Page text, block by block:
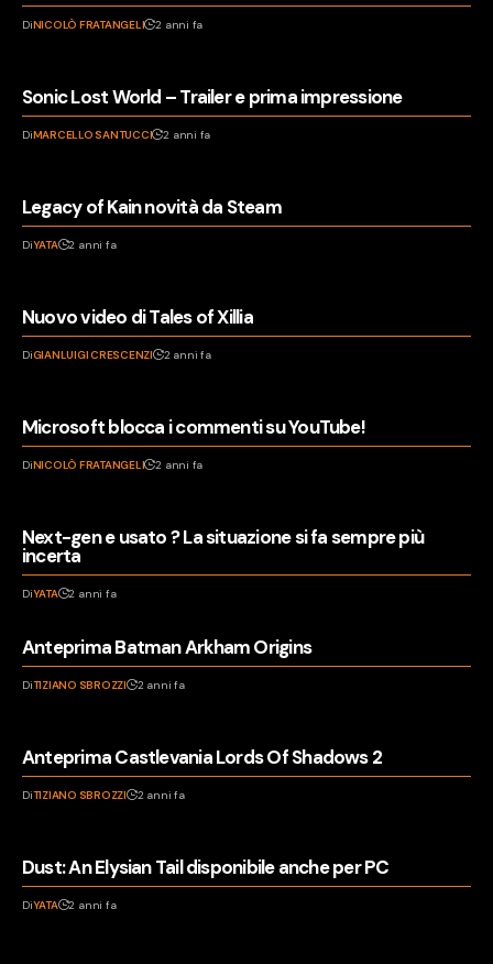
DiNICOLÒ FRATANGELI 2 anni fa
Sonic Lost World – Trailer e prima impressione
DiMARCELLO SANTUCCI 2 anni fa
Legacy of Kain novità da Steam
DiYATA 2 anni fa
Nuovo video di Tales of Xillia
DiGIANLUIGI CRESCENZI 2 anni fa
Microsoft blocca i commenti su YouTube!
DiNICOLÒ FRATANGELI 2 anni fa
Next-gen e usato ? La situazione si fa sempre più
incerta
DiYATA 2 anni fa
Anteprima Batman Arkham Origins
DiTIZIANO SBROZZI 2 anni fa
Anteprima Castlevania Lords Of Shadows 2
DiTIZIANO SBROZZI 2 anni fa
Dust: An Elysian Tail disponibile anche per PC
DiYATA 2 anni fa